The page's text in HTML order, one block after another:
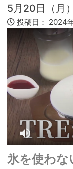
5月20日（月
投稿日： 2024
氷を使わな